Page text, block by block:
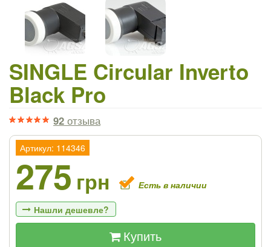
SINGLE Circular Inverto
Black Pro
92 отзыва
Артикул: 114346
275 грн Есть в наличии
Нашли дешевле?
Купить